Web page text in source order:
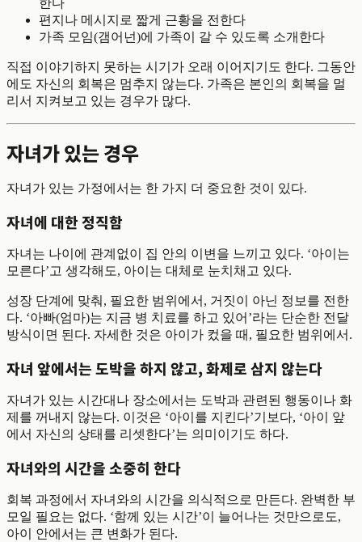
편지나 메시지로 짧게 근황을 전한다
가족 모임(갬어넌)에 가족이 갈 수 있도록 소개한다
직접 이야기하지 못하는 시기가 오래 이어지기도 한다. 그동안
에도 자신의 회복은 멈추지 않는다. 가족은 본인의 회복을 멀
리서 지켜보고 있는 경우가 많다.
자녀가 있는 경우
자녀가 있는 가정에서는 한 가지 더 중요한 것이 있다.
자녀에 대한 정직함
자녀는 나이에 관계없이 집 안의 이변을 느끼고 있다. ‘아이는
모른다’고 생각해도, 아이는 대체로 눈치채고 있다.
성장 단계에 맞춰, 필요한 범위에서, 거짓이 아닌 정보를 전한
다. ‘아빠(엄마)는 지금 병 치료를 하고 있어’라는 단순한 전달
방식이면 된다. 자세한 것은 아이가 컸을 때, 필요한 범위에서.
자녀 앞에서는 도박을 하지 않고, 화제로 삼지 않는다
자녀가 있는 시간대나 장소에서는 도박과 관련된 행동이나 화
제를 꺼내지 않는다. 이것은 ‘아이를 지킨다’기보다, ‘아이 앞
에서 자신의 상태를 리셋한다’는 의미이기도 하다.
자녀와의 시간을 소중히 한다
회복 과정에서 자녀와의 시간을 의식적으로 만든다. 완벽한 부
모일 필요는 없다. ‘함께 있는 시간’이 늘어나는 것만으로도,
아이 안에서는 큰 변화가 된다.